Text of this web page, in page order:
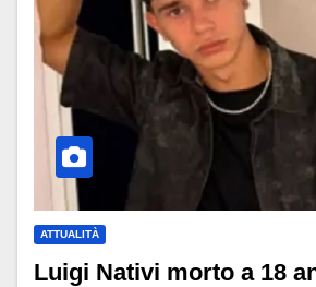
ATTUALITÀ
Luigi Nativi morto a 18